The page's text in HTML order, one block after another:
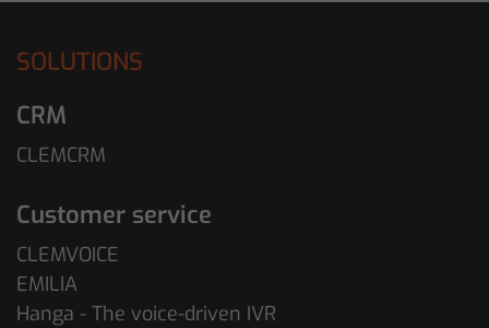
SOLUTIONS
CRM
CLEMCRM
Customer service
CLEMVOICE
EMILIA
Hanga - The voice-driven IVR